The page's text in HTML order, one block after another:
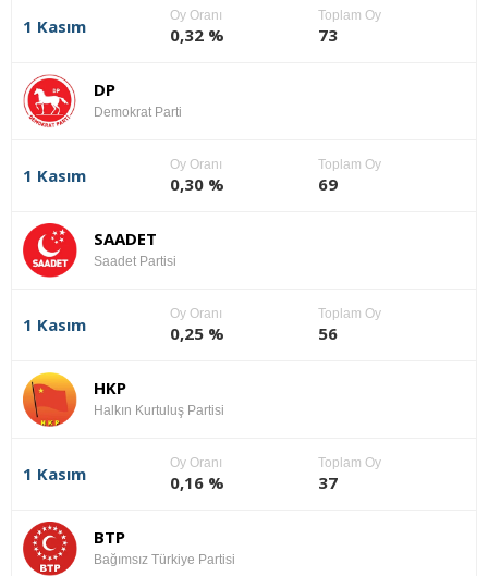
1 Kasım
Oy Oranı
0,32 %
Toplam Oy
73
DP
Demokrat Parti
1 Kasım
Oy Oranı
0,30 %
Toplam Oy
69
SAADET
Saadet Partisi
1 Kasım
Oy Oranı
0,25 %
Toplam Oy
56
HKP
Halkın Kurtuluş Partisi
1 Kasım
Oy Oranı
0,16 %
Toplam Oy
37
BTP
Bağımsız Türkiye Partisi